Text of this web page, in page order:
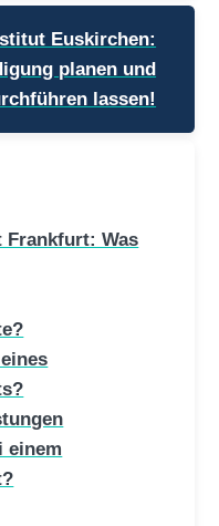
Euskirchen:
planen und
lassen!
Was
einem